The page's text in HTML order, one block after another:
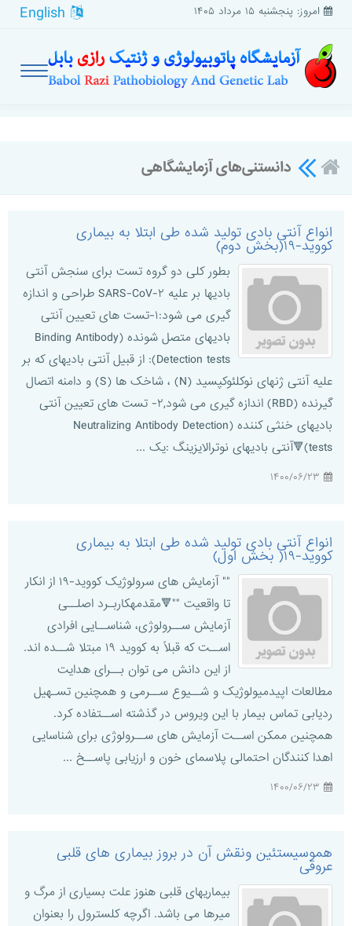
امروز: پنجشنبه ۱۵ مرداد ۱۴۰۵
دانستنی‌های آزمایشگاهی
انواع آنتی بادی تولید شده طی ابتلا به بیماری
کووید-۱۹(بخش دوم)
بطور کلی دو گروه تست برای سنجش آنتی
بادیها بر علیه SARS-CoV-۲ طراحی و اندازه
گیری می شود:۱-تست های تعیین آنتی
بادیهای متصل شونده (Binding Antibody
Detection tests): از قبیل آنتی بادیهای که بر
علیه آنتی ژنهای نوکلئوکپسید (N) ، شاخک ها (S) و دامنه اتصال
گیرنده (RBD) اندازه گیری می شود,۲- تست های تعیین آنتی
بادیهای خنثی کننده (Neutralizing Antibody Detection
tests)🔻آنتی بادیهای نوترالایزینگ :یک ...
انواع آنتی بادی تولید شده طی ابتلا به بیماری
کووید-۱۹( بخش اول)
"" آزمایش های سرولوژیک کووید-۱۹ از انکار
تا واقعیت ""🔻مقدمهکاربـرد اصلــی
آزمایش ســرولوژی، شناســایی افرادی
اســت که قبلاً به کووید ۱۹ مبتلا شــده اند.
از این دانش می توان بــرای هدایت
مطالعات اپیدمیولوژیک و شــیوع ســرمی و همچنین تسـهیل
ردیابی تماس بیمار با این ویروس در گذشته اســتفاده کرد.
همچنین ممکن اســت آزمایش های ســرولوژی برای شناسایی
اهدا کنندگان احتمالی پلاسمای خون و ارزیابی پاســخ ...
هموسیستئین ونقش آن در بروز بیماری های قلبی
عروقی
بیماریهای قلبی هنوز علت بسیاری از مرگ و
میرها می باشد. اگرچه کلسترول را بعنوان